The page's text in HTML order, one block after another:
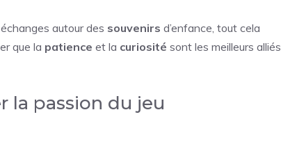
autour des souvenirs d’enfance, tout cela
que la patience et la curiosité sont les meilleurs alliés
la passion du jeu